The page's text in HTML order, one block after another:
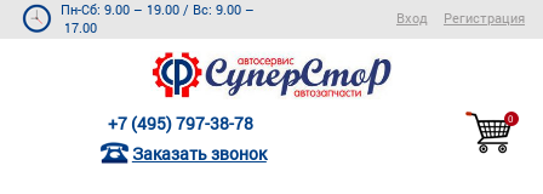
Пн-Сб: 9.00 – 19.00 / Вс: 9.00 –
17.00
Вход Регистрация
+7 (495) 797-38-78
Заказать звонок
0